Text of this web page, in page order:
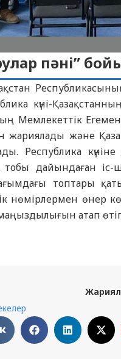
пәні”
күні-
Мемлекеттік
жариялады және
Республика
тобы дайындаған
топтары
нөмірлермен өнер
атап